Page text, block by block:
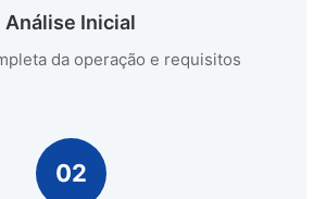
Análise Inicial
da operação e requisitos
02